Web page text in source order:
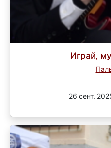
Играй,
26 сент.